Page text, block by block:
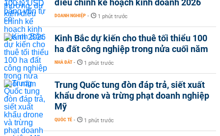
DOANH NGHIỆP - 1 phút trước
Kinh Bắc dự kiến cho thuê tối thiểu 100
ha đất công nghiệp trong nửa cuối năm
NHÀ ĐẤT - 1 phút trước
Trung Quốc tung đòn đáp trả, siết xuất
khẩu drone và trừng phạt doanh nghiệp
Mỹ
QUỐC TẾ - 1 phút trước